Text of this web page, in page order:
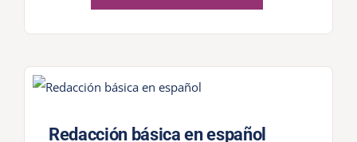
Redacción básica en español